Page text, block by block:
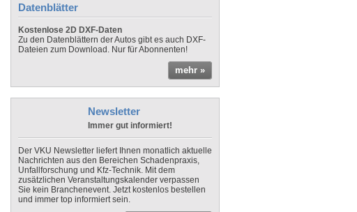
Datenblätter
Kostenlose 2D DXF-Daten
Zu den Datenblättern der Autos gibt es auch DXF-
Dateien zum Download. Nur für Abonnenten!
mehr »
Newsletter
Immer gut informiert!
Der VKU Newsletter liefert Ihnen monatlich aktuelle
Nachrichten aus den Bereichen Schadenpraxis,
Unfallforschung und Kfz-Technik. Mit dem
zusätzlichen Veranstaltungskalender verpassen
Sie kein Branchenevent. Jetzt kostenlos bestellen
und immer top informiert sein.